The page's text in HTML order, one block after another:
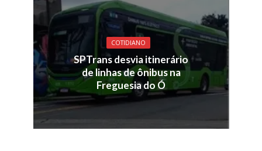
COTIDIANO
SPTrans desvia itinerário
de linhas de ônibus na
Freguesia do Ó